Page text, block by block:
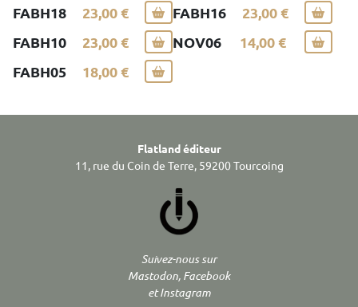
FABH18 23,00 € FABH16
23,00 €
FABH10
23,00 € NOV06
14,00 €
FABH05
18,00 €
Flatland éditeur
11, rue du Coin de Terre, 59200 Tourcoing
Suivez-nous sur
Mastodon, Facebook
et Instagram